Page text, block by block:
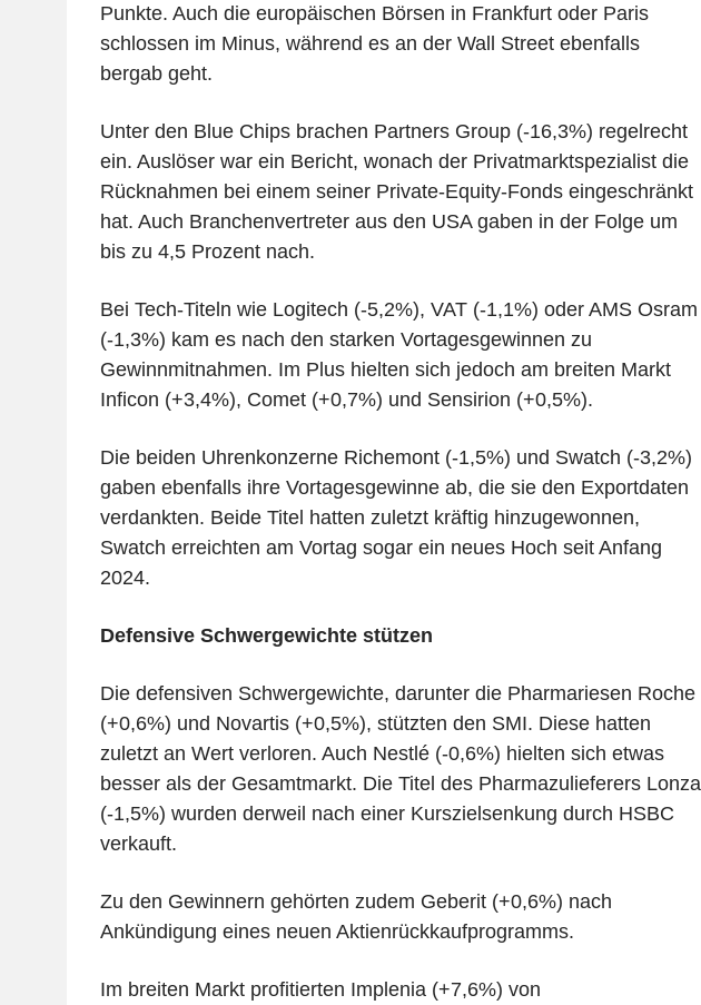
Punkte. Auch die europäischen Börsen in Frankfurt oder Paris
schlossen im Minus, während es an der Wall Street ebenfalls
bergab geht.
Unter den Blue Chips brachen Partners Group (-16,3%) regelrecht
ein. Auslöser war ein Bericht, wonach der Privatmarktspezialist die
Rücknahmen bei einem seiner Private-Equity-Fonds eingeschränkt
hat. Auch Branchenvertreter aus den USA gaben in der Folge um
bis zu 4,5 Prozent nach.
Bei Tech-Titeln wie Logitech (-5,2%), VAT (-1,1%) oder AMS Osram
(-1,3%) kam es nach den starken Vortagesgewinnen zu
Gewinnmitnahmen. Im Plus hielten sich jedoch am breiten Markt
Inficon (+3,4%), Comet (+0,7%) und Sensirion (+0,5%).
Die beiden Uhrenkonzerne Richemont (-1,5%) und Swatch (-3,2%)
gaben ebenfalls ihre Vortagesgewinne ab, die sie den Exportdaten
verdankten. Beide Titel hatten zuletzt kräftig hinzugewonnen,
Swatch erreichten am Vortag sogar ein neues Hoch seit Anfang
2024.
Defensive Schwergewichte stützen
Die defensiven Schwergewichte, darunter die Pharmariesen Roche
(+0,6%) und Novartis (+0,5%), stützten den SMI. Diese hatten
zuletzt an Wert verloren. Auch Nestlé (-0,6%) hielten sich etwas
besser als der Gesamtmarkt. Die Titel des Pharmazulieferers Lonza
(-1,5%) wurden derweil nach einer Kurszielsenkung durch HSBC
verkauft.
Zu den Gewinnern gehörten zudem Geberit (+0,6%) nach
Ankündigung eines neuen Aktienrückkaufprogramms.
Im breiten Markt profitierten Implenia (+7,6%) von